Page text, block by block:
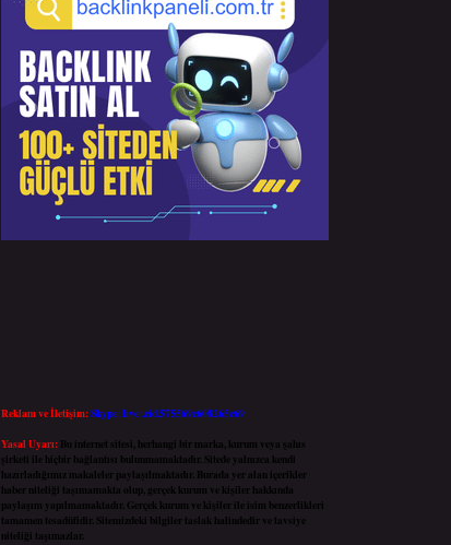
Reklam ve İletişim:Skype: live:.cid.575569c608265c69
Yasal Uyarı: Bu internet sitesi, herhangi bir marka, kurum veya şahıs
şirketi ile hiçbir bağlantısı bulunmamaktadır. Sitede yalnızca kendi
hazırladığımız makaleler paylaşılmaktadır. Burada yer alan içerikler
haber niteliği taşımamakta olup, gerçek kurum ve kişiler hakkında
paylaşım yapılmamaktadır. Gerçek kurum ve kişiler ile isim benzerlikleri
tamamen tesadüfidir. Sitemizdeki bilgiler taslak halindedir ve tavsiye
niteliği taşımazlar.